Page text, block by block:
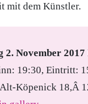
mit dem Künstler.
2. November 2017
19:30, Eintritt:
Alt-Köpenick 18,Â